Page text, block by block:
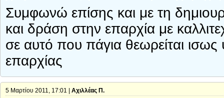
Συμφωνώ επίσης και με τη
και δράση στην επαρχία με
σε αυτό που πάγια θεωρείται
επαρχίας
5 Μαρτίου 2011, 17:01 | Αχιλλέας Π.